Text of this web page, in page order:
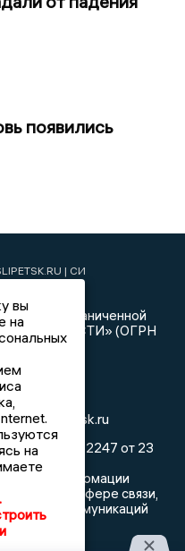
появились
| СИ
с ограниченной
НОВОСТИ» (ОГРН
Эл № ФС77-82247 от 23
реестра
информации
в сфере связи,
коммуникаций
вы
на
на